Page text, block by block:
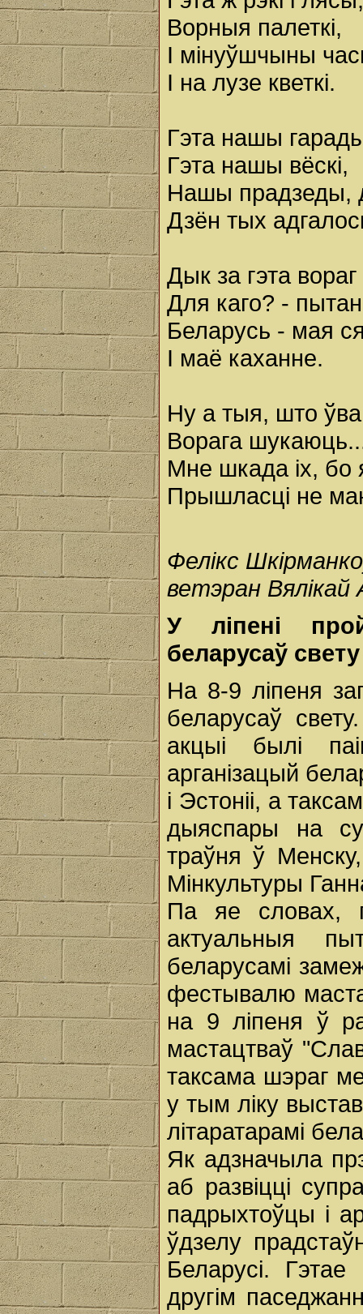
Ворныя палеткі,
І мінуўшчыны
І на лузе кветкі.
Гэта нашы
Гэта нашы вёскі,
Нашы прадзеды,
Дзён тых
Дык за гэта
Для каго? -
Беларусь - мая
І маё каханне.
Ну а тыя, што
Ворага
Мне шкада іх, бо
Прышласці не
Фелікс
ветэран
У ліпені
беларусаў свету
На 8-9 ліпеня
беларусаў
акцыі былі
арганізацый
і Эстоніі, а
дыяспары на
траўня ў
Мінкультуры
Па яе словах,
актуальныя
беларусамі
фестывалю
на 9 ліпеня ў
мастацтваў
таксама шэраг
у тым ліку
літаратарамі
Як адзначыла
аб развіцці
падрыхтоўцы і
ўдзелу
Беларусі.
другім